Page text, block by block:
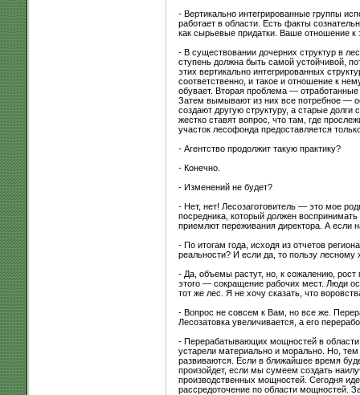
- Вертикально интегрированные группы
работает в области. Есть факты
как сырьевые придатки. Ваше отношение к
- В существовании дочерних структур в
ступень должна быть самой устойчивой,
этих вертикально интегрированных
соответственно, и такое и отношение к
обувает. Вторая проблема —
Затем вымывают из них все потребное —
создают другую структуру, а старые
жестко ставят вопрос, что там, где
участок лесофонда предоставляется
- Агентство продолжит такую практику?
- Конечно.
- Изменений не будет?
- Нет, нет! Лесозаготовитель — это мое
посредника, который должен
приемлют переживания директора. А если
- По итогам года, исходя из отчетов
реальности? И если да, то пользу лесному
- Да, объемы растут, но, к сожалению, рост
этого — сокращение рабочих мест. Люди
тот же лес. Я не хочу сказать, что
- Вопрос не совсем к Вам, но все же.
Лесозатовка увеличивается, а его
- Перерабатывающих мощностей в
устарели материально и морально. Но,
развиваются. Если в ближайшее время
произойдет, если мы сумеем создать
производственных мощностей. Сегодня
рассредоточение по области мощностей.